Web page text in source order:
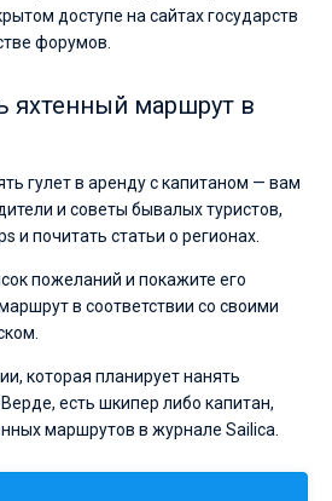
доступе на сайтах государств
форумов.
яхтенный маршрут в
гулет в аренду с капитаном — вам
и советы бывалых туристов,
и почитать статьи о регионах.
пожеланий и покажите его
в соответствии со своими
которая планирует нанять
есть шкипер либо капитан,
маршрутов в журнале Sailica.